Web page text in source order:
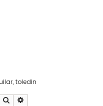
, toledin
Buscar